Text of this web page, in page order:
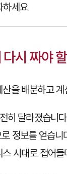
세요.
시 짜야
을 배분하고
히 달라졌습니
정보를 얻습니
시대로 접어들